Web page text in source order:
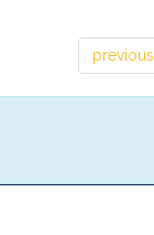
previous